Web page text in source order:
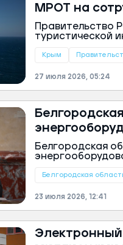
МРОТ на
Правительство
туристической
каждого
Крым
27 июля 2026, 05:24
Белгородская
Белгородская
23 июля 2026, 12:41